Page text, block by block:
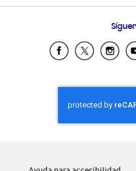
Samsung
Samsung
Samsung